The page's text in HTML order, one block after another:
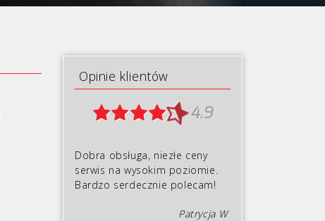
Opinie klientów
4.9
Dobra obsługa, niezłe ceny
serwis na wysokim poziomie.
Bardzo serdecznie polecam!
Patrycja W